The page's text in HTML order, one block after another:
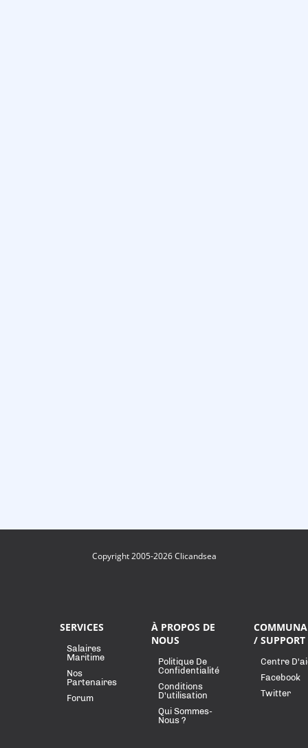
Copyright 2005-2026 Clicandsea
SERVICES
Salaires
Maritime
Nos
Partenaires
Forum
À PROPOS DE
NOUS
Politique De
Confidentialité
Conditions
D'utilisation
Qui Sommes-
Nous ?
/ SUPPORT
Centre
Facebook
Twitter